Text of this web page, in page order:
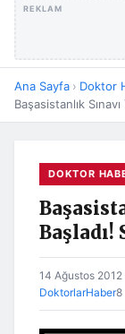
REKLAM
Ana Sayfa › Doktor
Başasistanlık
DOKTOR
Başladı!
14 Ağustos 2012
DoktorlarHaber8